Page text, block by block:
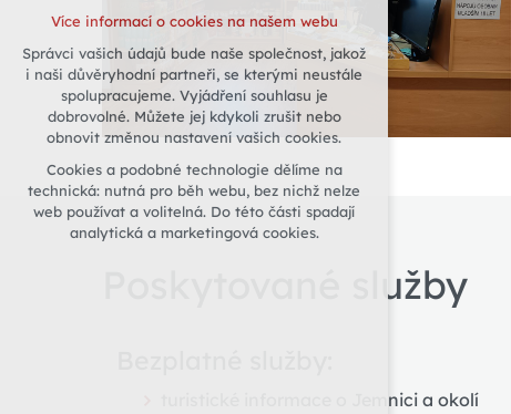
Poskytované služby
turistické informace o Jemnici a okolí
vyhodnocení návštěvnosti
marketingová cookies (Google)
Více informací o cookies na našem webu
Odmítnout vše
Více informací o cookies na našem webu
Správci vašich údajů bude naše společnost, jakož
i naši důvěryhodní partneři, se kterými neustále
spolupracujeme. Vyjádření souhlasu je
dobrovolné. Můžete jej kdykoli zrušit nebo
obnovit změnou nastavení vašich cookies.
Cookies a podobné technologie dělíme na
technická: nutná pro běh webu, bez nichž nelze
web používat a volitelná. Do této části spadají
analytická a marketingová cookies.